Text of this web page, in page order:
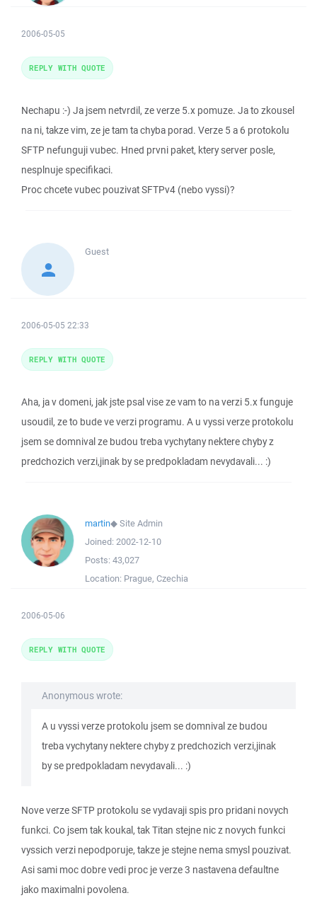
2006-05-05
Nechapu :-) Ja jsem netvrdil, ze verze 5.x pomuze. Ja to zkousel
na ni, takze vim, ze je tam ta chyba porad. Verze 5 a 6 protokolu
SFTP nefunguji vubec. Hned prvni paket, ktery server posle,
nesplnuje specifikaci.
Proc chcete vubec pouzivat SFTPv4 (nebo vyssi)?
REPLY WITH QUOTE
Guest
2006-05-05 22:33
Aha, ja v domeni, jak jste psal vise ze vam to na verzi 5.x funguje
usoudil, ze to bude ve verzi programu. A u vyssi verze protokolu
jsem se domnival ze budou treba vychytany nektere chyby z
predchozich verzi,jinak by se predpokladam nevydavali... :)
REPLY WITH QUOTE
martin◆Site Admin
Joined: 2002-12-10
Posts: 43,027
Location: Prague, Czechia
2006-05-06
Anonymous wrote:
A u vyssi verze protokolu jsem se domnival ze budou
treba vychytany nektere chyby z predchozich verzi,jinak
by se predpokladam nevydavali... :)
Nove verze SFTP protokolu se vydavaji spis pro pridani novych
funkci. Co jsem tak koukal, tak Titan stejne nic z novych funkci
vyssich verzi nepodporuje, takze je stejne nema smysl pouzivat.
Asi sami moc dobre vedi proc je verze 3 nastavena defaultne
jako maximalni povolena.
REPLY WITH QUOTE